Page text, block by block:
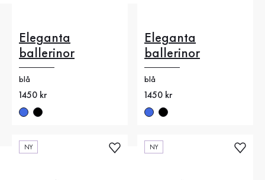
Eleganta
ballerinor
blå
Nytt pris
1450 kr
Eleganta
ballerinor
blå
Nytt pris
1450 kr
NY NY